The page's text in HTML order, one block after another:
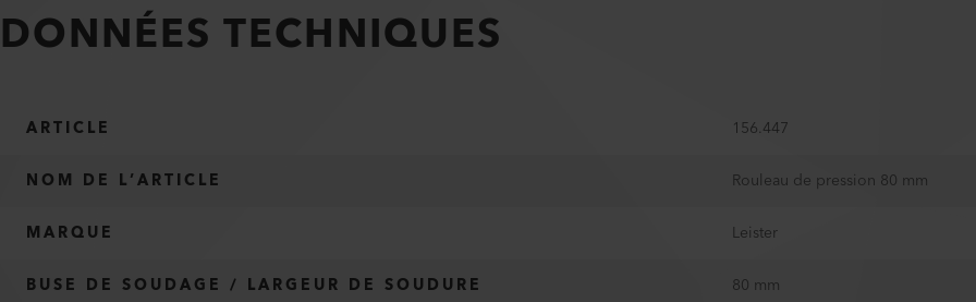
DONNÉES TECHNIQUES
ARTICLE
156.447
NOM DE L’ARTICLE
Rouleau de pression 80 mm
MARQUE
Leister
BUSE DE SOUDAGE / LARGEUR DE SOUDURE
80 mm